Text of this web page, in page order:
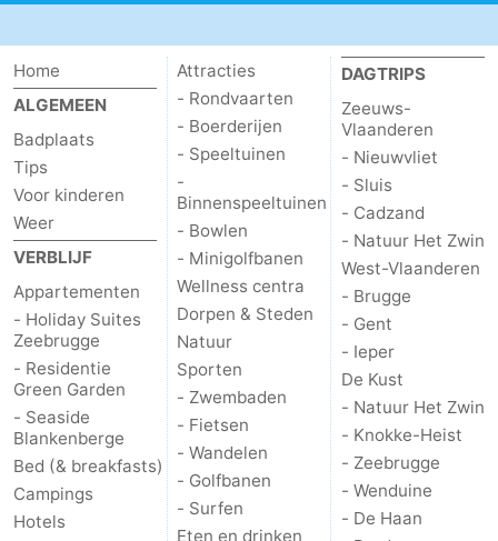
Natuur
Het
Zwin
-
Knokke-
Heist
-
Zeebrugge
-
Wenduine
-
De
Haan
-
Bredene
-
Oostende
-
Middelkerke
-
Westende
Weer
Home
ALGEMEEN
Badplaats
Tips
Voor kinderen
Weer
VERBLIJF
Appartementen
- Holiday Suites
Zeebrugge
- Residentie
Green Garden
- Seaside
Blankenberge
Bed (& breakfasts)
Campings
Hotels
Attracties
- Rondvaarten
- Boerderijen
- Speeltuinen
-
Binnenspeeltuinen
- Bowlen
- Minigolfbanen
Wellness centra
Dorpen & Steden
Natuur
Sporten
- Zwembaden
- Fietsen
- Wandelen
- Golfbanen
- Surfen
Eten en drinken
DAGTRIPS
Zeeuws-
Vlaanderen
- Nieuwvliet
- Sluis
- Cadzand
- Natuur Het Zwin
West-Vlaanderen
- Brugge
- Gent
- Ieper
De Kust
- Natuur Het Zwin
- Knokke-Heist
- Zeebrugge
- Wenduine
- De Haan